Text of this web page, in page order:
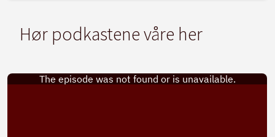
Hør podkastene våre her